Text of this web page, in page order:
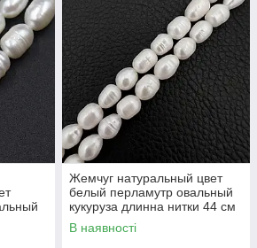
Жемчуг натуральный цвет
белый перламутр овальный
кукуруза длинна нитки 44 см
размер бусины 8-11 мм
застежка карабин
В наявності